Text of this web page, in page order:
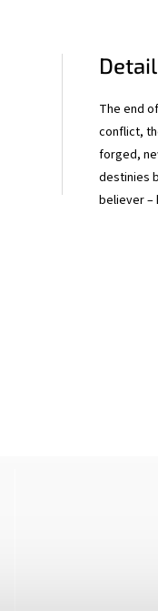
The end
conflict,
forged,
destinies
believer –